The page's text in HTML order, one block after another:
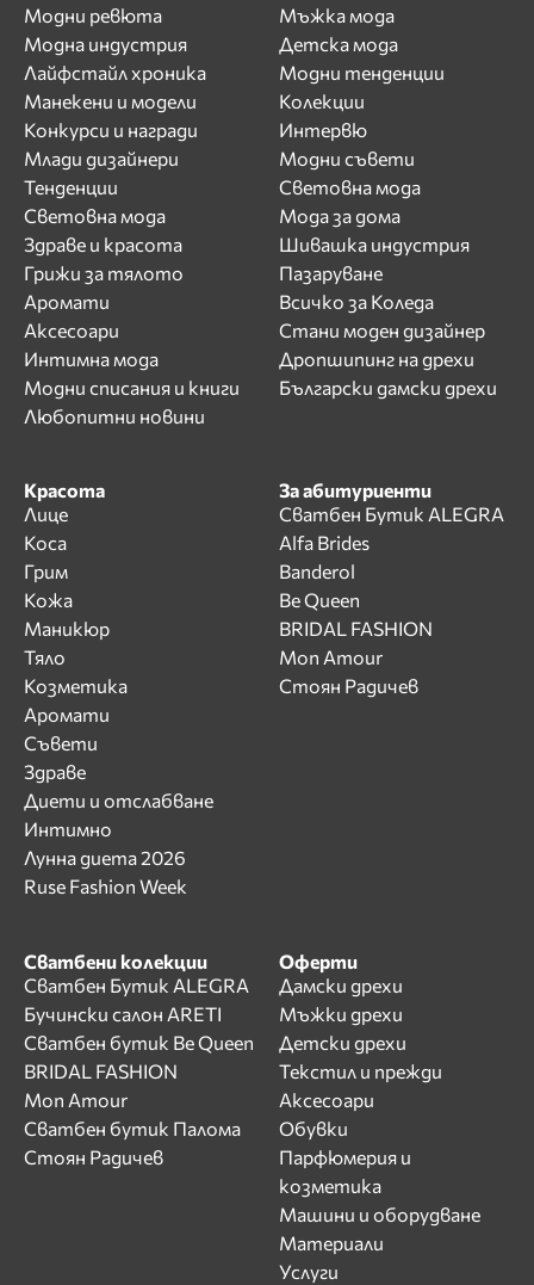
Модни ревюта
Модна индустрия
Лайфстайл хроника
Манекени и модели
Конкурси и награди
Млади дизайнери
Тенденции
Световна мода
Здраве и красота
Грижи за тялото
Аромати
Аксесоари
Интимна мода
Модни списания и книги
Любопитни новини
Мъжка мода
Детска мода
Модни тенденции
Колекции
Интервю
Модни съвети
Световна мода
Мода за дома
Шивашка индустрия
Пазаруване
Всичко за Коледа
Стани моден дизайнер
Дропшипинг на дрехи
Български дамски дрехи
Красота
Лице
Коса
Грим
Кожа
Маникюр
Тяло
Козметика
Аромати
Съвети
Здраве
Диети и отслабване
Интимно
Лунна диета 2026
Ruse Fashion Week
За абитуриенти
Сватбен Бутик ALEGRA
Alfa Brides
Banderol
Be Queen
BRIDAL FASHION
Mon Amour
Стоян Радичев
Сватбени колекции
Сватбен Бутик ALEGRA
Бучински салон ARETI
Сватбен бутик Be Queen
BRIDAL FASHION
Mon Amour
Сватбен бутик Палома
Стоян Радичев
Оферти
Дамски дрехи
Мъжки дрехи
Детски дрехи
Текстил и прежди
Аксесоари
Обувки
Парфюмерия и
козметика
Машини и оборудване
Материали
Услуги